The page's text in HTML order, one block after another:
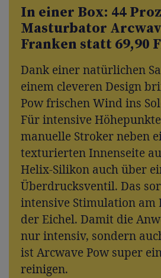
In einer Box: 44
Masturbator
Franken statt 69,90
Dank einer natürlichen
einem cleveren Design
Pow frischen Wind ins
Für intensive
manuelle Stroker neben
texturierten Innenseite
Helix-Silikon auch über
Überdrucksventil. Das
intensive Stimulation am
der Eichel. Damit die
nur intensiv, sondern
ist Arcwave Pow super
reinigen.